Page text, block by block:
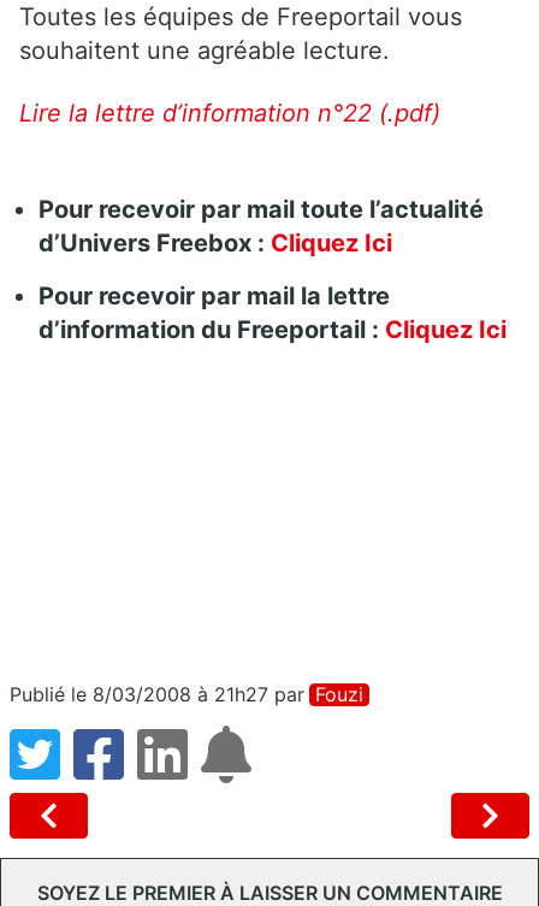
Toutes les équipes de Freeportail vous
souhaitent une agréable lecture.
Lire la lettre d’information n°22 (.pdf)
Pour recevoir par mail toute l’actualité
d’Univers Freebox : Cliquez Ici
Pour recevoir par mail la lettre
d’information du Freeportail : Cliquez Ici
Publié le 8/03/2008 à 21h27 par Fouzi
SOYEZ LE PREMIER À LAISSER UN COMMENTAIRE